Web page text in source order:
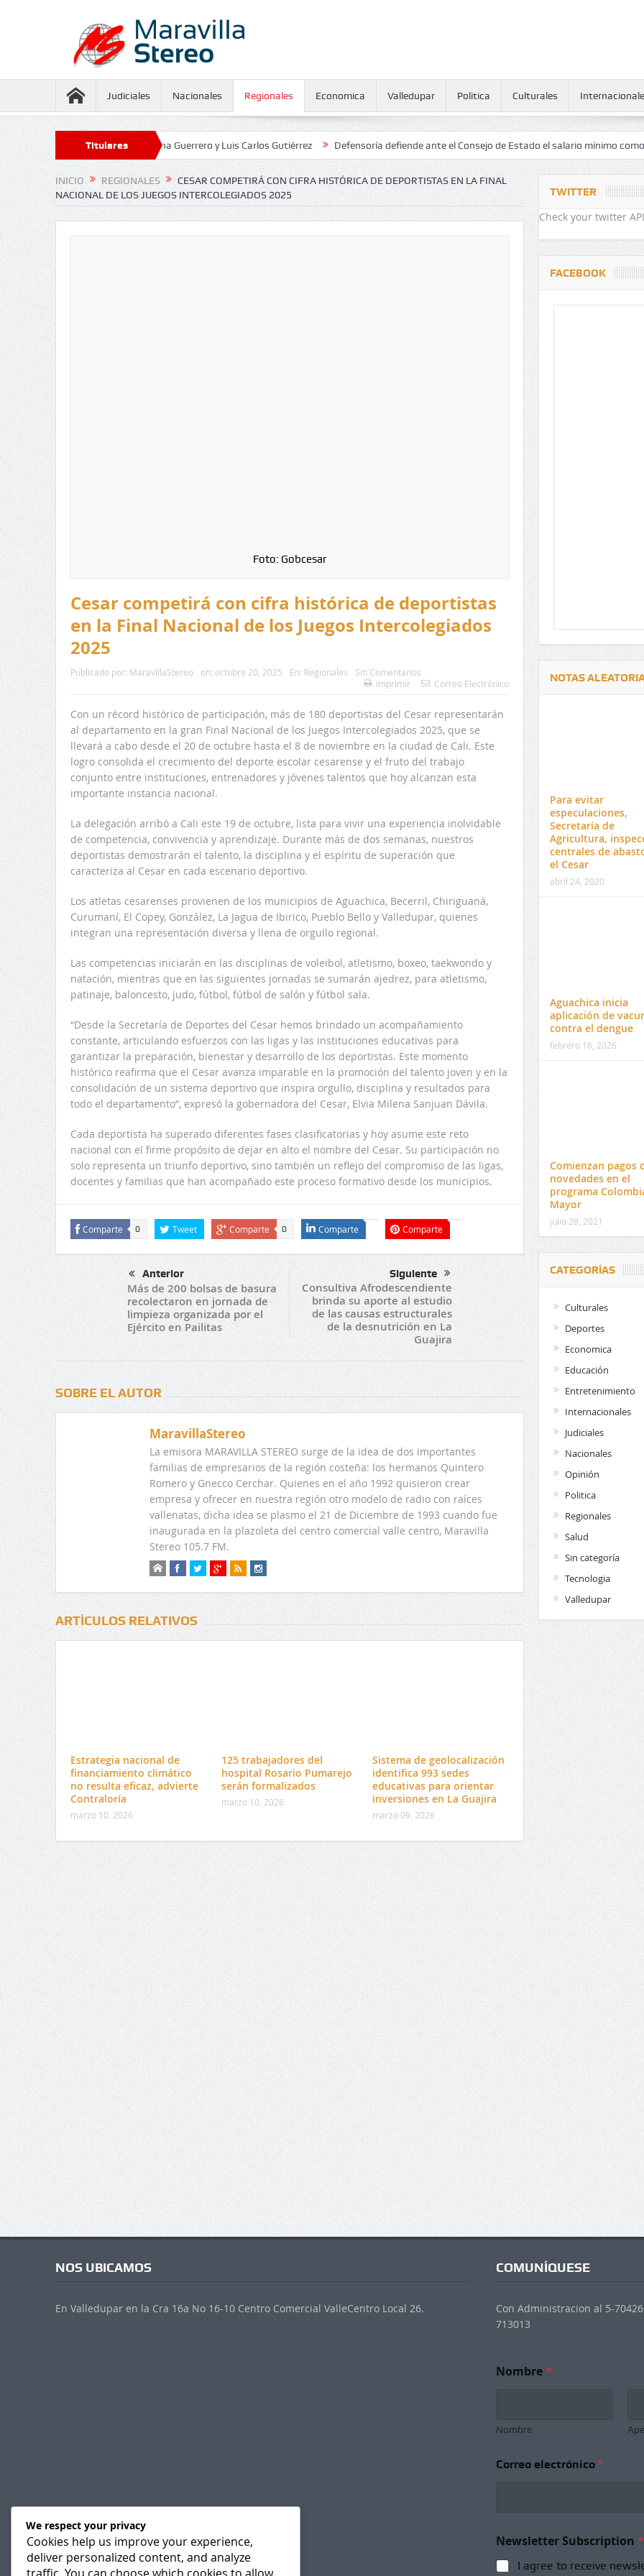
Judiciales Nacionales Regionales Economica Valledupar Politica Culturales
Titulares
contra Juliana Guerrero y Luis Carlos Gutiérrez Defensoría defiende ante el Consejo de Estado el salario mínimo como derecho
INICIO REGIONALES
CESAR COMPETIRÁ CON CIFRA HISTÓRICA DE DEPORTISTAS EN LA FINAL
NACIONAL DE LOS JUEGOS INTERCOLEGIADOS 2025
Foto: Gobcesar
Cesar competirá con cifra histórica de deportistas
en la Final Nacional de los Juegos Intercolegiados
2025
Publicado por: MaravillaStereo on: octubre 20, 2025 En: Regionales
Sin Comentarios
Imprimir
Correo Electrónico
Con un récord histórico de participación, más de 180 deportistas del Cesar representarán
al departamento en la gran Final Nacional de los Juegos Intercolegiados 2025, que se
llevará a cabo desde el 20 de octubre hasta el 8 de noviembre en la ciudad de Cali. Este
logro consolida el crecimiento del deporte escolar cesarense y el fruto del trabajo
conjunto entre instituciones, entrenadores y jóvenes talentos que hoy alcanzan esta
importante instancia nacional.
La delegación arribó a Cali este 19 de octubre, lista para vivir una experiencia inolvidable
de competencia, convivencia y aprendizaje. Durante más de dos semanas, nuestros
deportistas demostrarán el talento, la disciplina y el espíritu de superación que
caracteriza al Cesar en cada escenario deportivo.
Los atletas cesarenses provienen de los municipios de Aguachica, Becerril, Chiriguaná,
Curumaní, El Copey, González, La Jagua de Ibirico, Pueblo Bello y Valledupar, quienes
integran una representación diversa y llena de orgullo regional.
Las competencias iniciarán en las disciplinas de voleibol, atletismo, boxeo, taekwondo y
natación, mientras que en las siguientes jornadas se sumarán ajedrez, para atletismo,
patinaje, baloncesto, judo, fútbol, fútbol de salón y fútbol sala.
“Desde la Secretaría de Deportes del Cesar hemos brindado un acompañamiento
constante, articulando esfuerzos con las ligas y las instituciones educativas para
garantizar la preparación, bienestar y desarrollo de los deportistas. Este momento
histórico reafirma que el Cesar avanza imparable en la promoción del talento joven y en la
consolidación de un sistema deportivo que inspira orgullo, disciplina y resultados para
todo el departamento”, expresó la gobernadora del Cesar, Elvia Milena Sanjuan Dávila.
Cada deportista ha superado diferentes fases clasificatorias y hoy asume este reto
nacional con el firme propósito de dejar en alto el nombre del Cesar. Su participación no
solo representa un triunfo deportivo, sino también un reflejo del compromiso de las ligas,
docentes y familias que han acompañado este proceso formativo desde los municipios.
Comparte 0 Tweet Comparte 0 Comparte Comparte
Anterior
Más de 200 bolsas de basura
recolectaron en jornada de
limpieza organizada por el
Ejército en Pailitas
Siguiente
Consultiva Afrodescendiente
brinda su aporte al estudio
de las causas estructurales
de la desnutrición en La
Guajira
SOBRE EL AUTOR
MaravillaStereo
La emisora MARAVILLA STEREO surge de la idea de dos importantes
familias de empresarios de la región costeña: los hermanos Quintero
Romero y Gnecco Cerchar. Quienes en el año 1992 quisieron crear
empresa y ofrecer en nuestra región otro modelo de radio con raíces
vallenatas, dicha idea se plasmo el 21 de Diciembre de 1993 cuando fue
inaugurada en la plazoleta del centro comercial valle centro, Maravilla
Stereo 105.7 FM.
ARTÍCULOS RELATIVOS
Estrategia nacional de
financiamiento climático
no resulta eficaz, advierte
Contraloría
marzo 10, 2026
125 trabajadores del
hospital Rosario Pumarejo
serán formalizados
marzo 10, 2026
Sistema de geolocalización
identifica 993 sedes
educativas para orientar
inversiones en La Guajira
marzo 09, 2026
TWITTER
Check your twitter
FACEBOOK
NOTAS
Para evitar
especulaciones,
Secretaría de
Agricultura,
centrales de
el Cesar
abril 24, 2020
Aguachica inicia
aplicación de
contra el dengue
febrero 16, 2026
Comienzan pagos
novedades en el
programa
Mayor
julio 28, 2021
CATEGORÍAS
Culturales
Deportes
Economica
Educación
Entretenimiento
Internacionales
Judiciales
Nacionales
Opinión
Politica
Regionales
Salud
Sin categoría
Tecnologia
Valledupar
Delwin Jiménez, nuevo Contralor
El 17 de enero vence
venta de pines para
preuniversitario de la
NOS UBICAMOS
En Valledupar en la Cra 16a No 16-10 Centro Comercial ValleCentro Local 26.
COMUNÍQUESE
Con Administracion al 5-
713013
Nombre*
Nombre
Correo electrónico *
l
e
c
Newsletter Subscription *
I agree to receive
We respect your privacy
Cookies help us improve your experience,
deliver personalized content, and analyze